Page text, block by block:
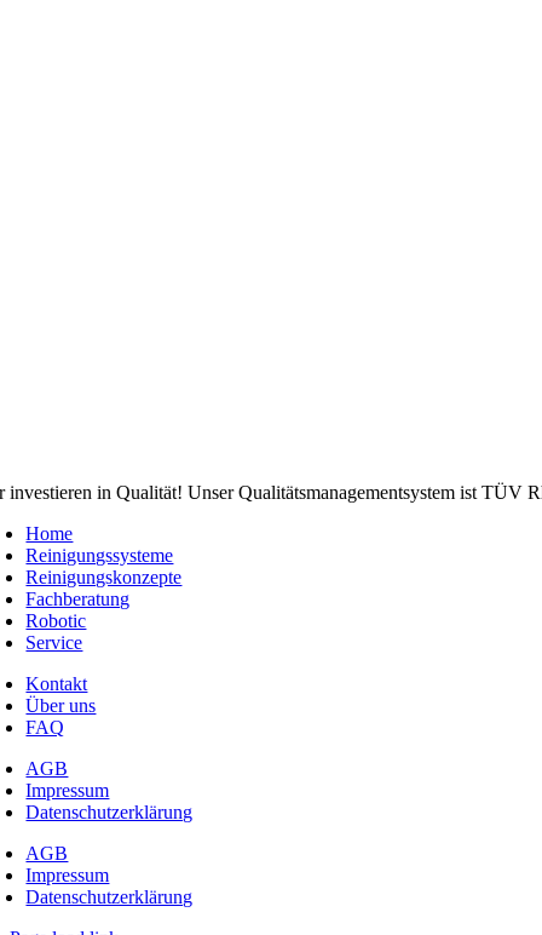
investieren in Qualität! Unser Qualitätsmanagementsystem ist TÜV
Home
Reinigungssysteme
Reinigungskonzepte
Fachberatung
Robotic
Service
Kontakt
Über uns
FAQ
AGB
Impressum
Datenschutzerklärung
AGB
Impressum
Datenschutzerklärung